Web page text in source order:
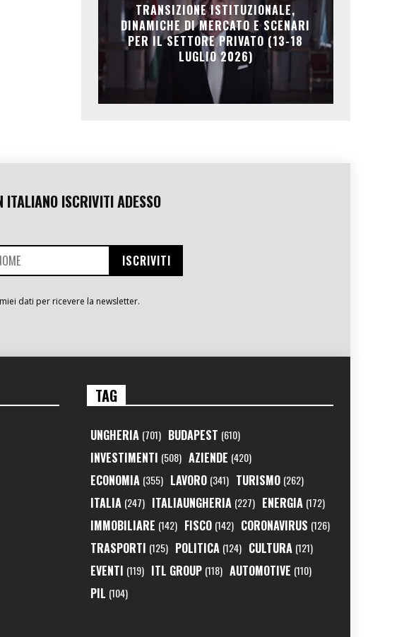
TRANSIZIONE ISTITUZIONALE,
DINAMICHE DI MERCATO E SCENARI
PER IL SETTORE PRIVATO (13-18
LUGLIO 2026)
ITALIANO ISCRIVITI ADESSO
dati per ricevere la newsletter.
TAG
UNGHERIA (701) BUDAPEST (610)
INVESTIMENTI (508) AZIENDE (420)
ECONOMIA (355) LAVORO (341) TURISMO (262)
ITALIA (247) ITALIAUNGHERIA (227) ENERGIA (172)
IMMOBILIARE (142) FISCO (142) CORONAVIRUS (126)
TRASPORTI (125) POLITICA (124) CULTURA (121)
EVENTI (119) ITL GROUP (118) AUTOMOTIVE (110)
PIL (104)